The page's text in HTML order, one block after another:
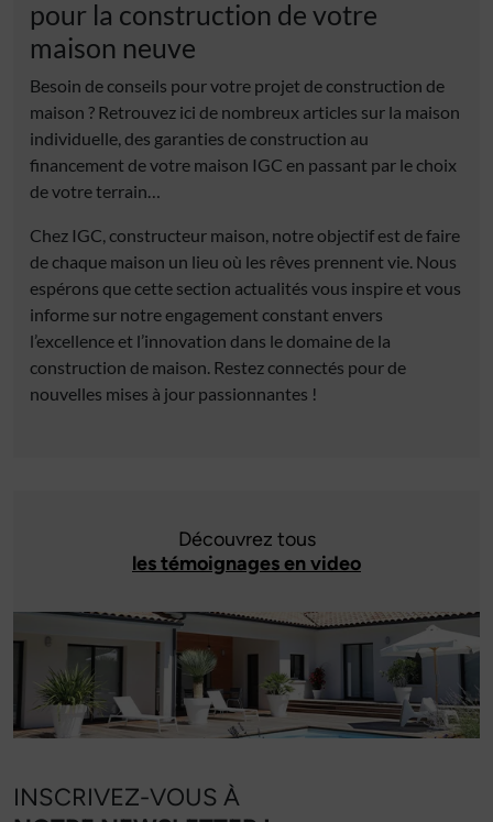
pour la construction de votre
maison neuve
Besoin de conseils pour votre projet de construction de
maison ? Retrouvez ici de nombreux articles sur la maison
individuelle, des garanties de construction au
financement de votre maison IGC en passant par le choix
de votre terrain…
Chez IGC, constructeur maison, notre objectif est de faire
de chaque maison un lieu où les rêves prennent vie. Nous
espérons que cette section actualités vous inspire et vous
informe sur notre engagement constant envers
l’excellence et l’innovation dans le domaine de la
construction de maison. Restez connectés pour de
nouvelles mises à jour passionnantes !
Découvrez tous
les témoignages en video
INSCRIVEZ-VOUS À